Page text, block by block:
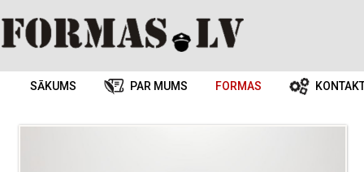
SĀKUMS PAR MUMS FORMAS